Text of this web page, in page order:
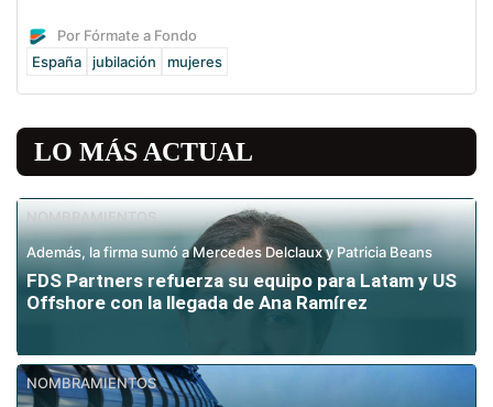
Por Fórmate a Fondo
España
jubilación mujeres
LO MÁS ACTUAL
NOMBRAMIENTOS
Además, la firma sumó a Mercedes Delclaux y Patricia Beans
FDS Partners refuerza su equipo para Latam y US
Offshore con la llegada de Ana Ramírez
NOMBRAMIENTOS